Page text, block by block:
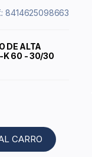
8414625098663
DE ALTA
K 60 - 30/30
CARRO